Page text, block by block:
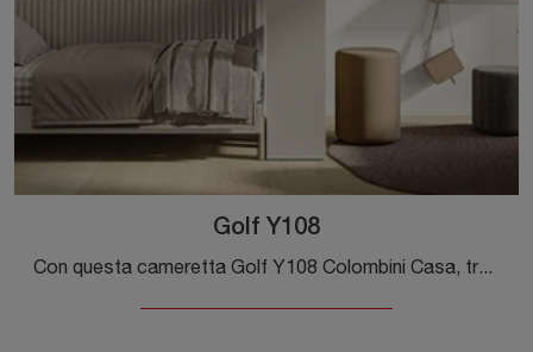
Golf Y108
Con questa cameretta Golf Y108 Colombini Casa, tra le soluzioni su misura, potrai progettare stanze moderne per ragazzi.